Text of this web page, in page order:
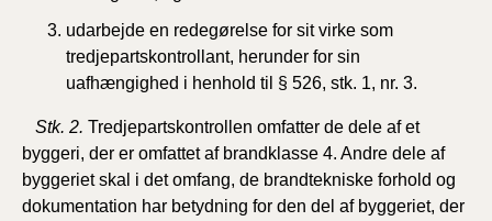
udarbejde en redegørelse for sit virke som
tredjepartskontrollant, herunder for sin
uafhængighed i henhold til § 526, stk. 1, nr. 3.
Stk. 2. Tredjepartskontrollen omfatter de dele af et
byggeri, der er omfattet af brandklasse 4. Andre dele af
byggeriet skal i det omfang, de brandtekniske forhold og
dokumentation har betydning for den del af byggeriet, der